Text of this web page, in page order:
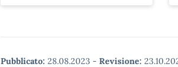
Pubblicato: 28.08.2023 - Revisione: